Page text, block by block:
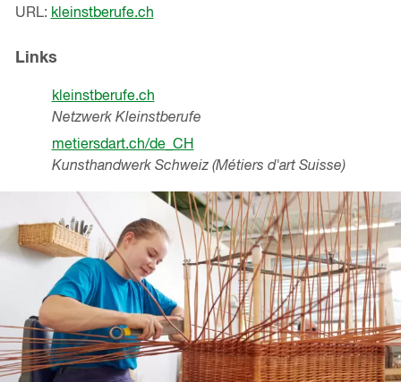
URL: kleinstberufe.ch
Links
kleinstberufe.ch
Netzwerk Kleinstberufe
metiersdart.ch/de_CH
Kunsthandwerk Schweiz (Métiers d'art Suisse)